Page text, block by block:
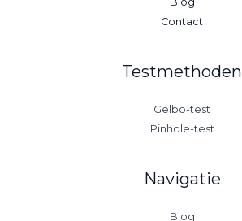
Contact
Testmethoden
Gelbo-test
Pinhole-test
Navigatie
Blog